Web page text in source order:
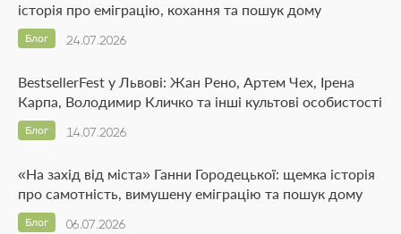
історія про еміграцію, кохання та пошук дому
24.07.2026
Блог
BestsellerFest у Львові: Жан Рено, Артем Чех, Ірена
Карпа, Володимир Кличко та інші культові особистості
14.07.2026
Блог
«На захід від міста» Ганни Городецької: щемка історія
про самотність, вимушену еміграцію та пошук дому
06.07.2026
Блог